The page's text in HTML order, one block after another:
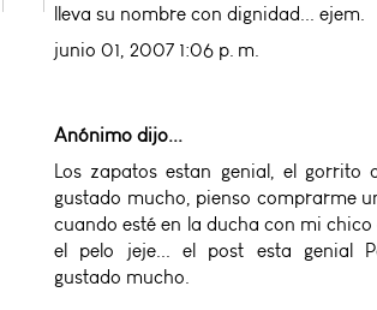
lleva su nombre con dignidad... ejem.
junio 01, 2007 1:06 p. m.
Anónimo dijo...
Los zapatos estan genial, el gorrito
gustado mucho, pienso comprarme
cuando esté en la ducha con mi
el pelo jeje... el post esta genial
gustado mucho.